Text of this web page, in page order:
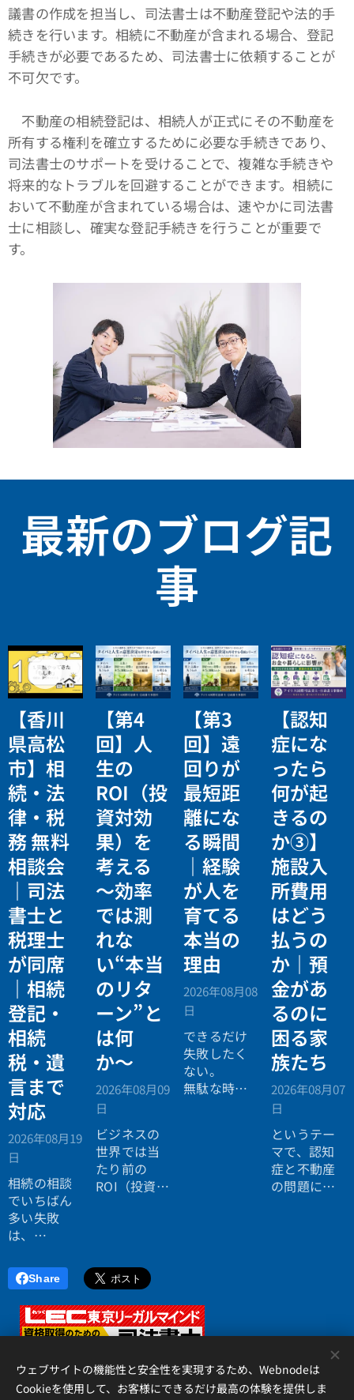
議書の作成を担当し、司法書士は不動産登記や法的手
続きを行います。相続に不動産が含まれる場合、登記
手続きが必要であるため、司法書士に依頼することが
不可欠です。
不動産の相続登記は、相続人が正式にその不動産を
所有する権利を確立するために必要な手続きであり、
司法書士のサポートを受けることで、複雑な手続きや
将来的なトラブルを回避することができます。相続に
おいて不動産が含まれている場合は、速やかに司法書
士に相談し、確実な登記手続きを行うことが重要で
す。
最新のブログ記
事
【香川
県高松
市】相
続・法
律・税
務 無料
相談会
｜司法
書士と
税理士
が同席
｜相続
登記・
相続
税・遺
言まで
対応
2026年08月19
日
相続の相談
でいちばん
多い失敗
は、
行ったら登
記の話がで
きず、司法
書士に行っ
たら税金が
い」ことで
す。
【第4
回】人
生の
ROI（投
資対効
果）を
考える
〜効率
では測
れな
い“本当
のリタ
ーン”と
は何
か〜
2026年08月09
日
ビジネスの
世界では当
たり前の
ROI（投資対
広がってい
ます。
【第3
回】遠
回りが
最短距
離にな
る瞬間
｜経験
が人を
育てる
本当の
理由
2026年08月08
日
できるだけ
失敗したく
ない。
無駄な時間
【認知
症にな
ったら
何が起
きるの
か③】
施設入
所費用
はどう
払うの
か｜預
金があ
るのに
困る家
族たち
2026年08月07
日
というテー
マで、認知
症と不動産
の問題につ
Share
ウェブサイトの機能性と安全性を実現するため、Webnodeは
Cookieを使用して、お客様にできるだけ最高の体験を提供しま